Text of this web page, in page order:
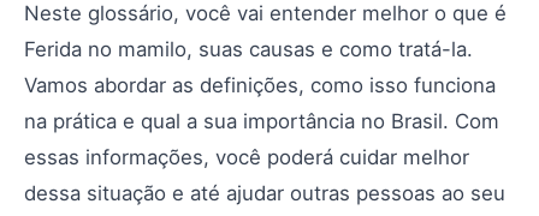
Neste glossário, você vai entender melhor o que é
Ferida no mamilo, suas causas e como tratá-la.
Vamos abordar as definições, como isso funciona
na prática e qual a sua importância no Brasil. Com
essas informações, você poderá cuidar melhor
dessa situação e até ajudar outras pessoas ao seu